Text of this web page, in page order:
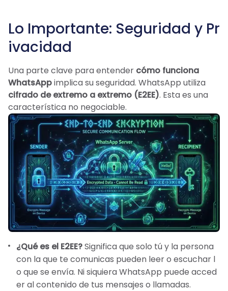
Lo Importante: Seguridad y Pr
ivacidad
Una parte clave para entender cómo funciona
WhatsAppimplica su seguridad. WhatsApp utiliza
cifrado de extremo a extremo (E2EE). Esta es una
característica no negociable.
¿Qué es el E2EE?Significa que solo tú y la persona
con la que te comunicas pueden leer o escuchar l
o que se envía. Ni siquiera WhatsApp puede acced
er al contenido de tus mensajes o llamadas.